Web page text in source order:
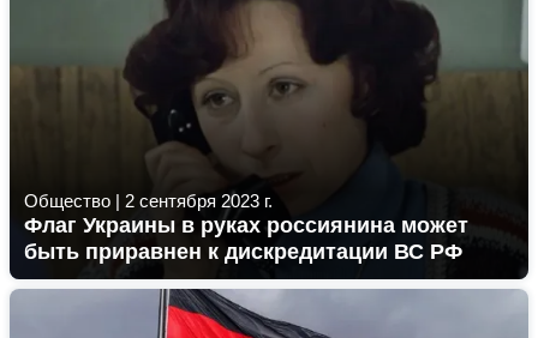
Общество | 2 сентября 2023 г.
Флаг Украины в руках россиянина может
быть приравнен к дискредитации ВС РФ